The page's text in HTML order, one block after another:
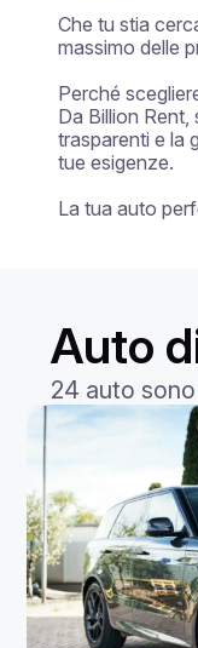
Che tu stia
massimo delle
Perché
Da Billion
trasparenti e la
tue esigenze.
La tua auto
Auto
24 auto